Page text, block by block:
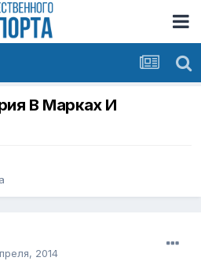
В Марках И
2014